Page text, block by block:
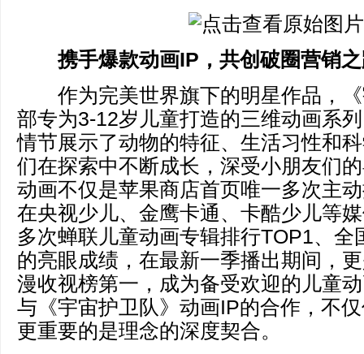
携手爆款动画IP，共创破圈营销
作为完美世界旗下的明星作品，《
部专为3-12岁儿童打造的三维动画系
情节展示了动物的特征、生活习性和
们在探索中不断成长，深受小朋友们
动画不仅是苹果商店首页唯一多次主
在央视少儿、金鹰卡通、卡酷少儿等
多次蝉联儿童动画专辑排行TOP1、全
的亮眼成绩，在最新一季播出期间，
漫收视榜第一，成为备受欢迎的儿童
与《宇宙护卫队》动画IP的合作，不
更重要的是理念的深度契合。